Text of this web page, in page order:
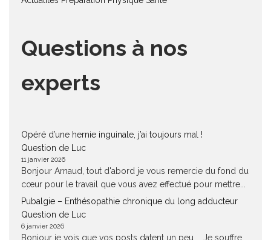
Questions à nos
experts
Opéré d’une hernie inguinale, j’ai toujours mal !
Question de Luc
11 janvier 2026
Bonjour Arnaud, tout d'abord je vous remercie du fond du
cœur pour le travail que vous avez effectué pour mettre...
Pubalgie – Enthésopathie chronique du long adducteur
Question de Luc
6 janvier 2026
Bonjour je vois que vos posts datent un peu.... Je souffre